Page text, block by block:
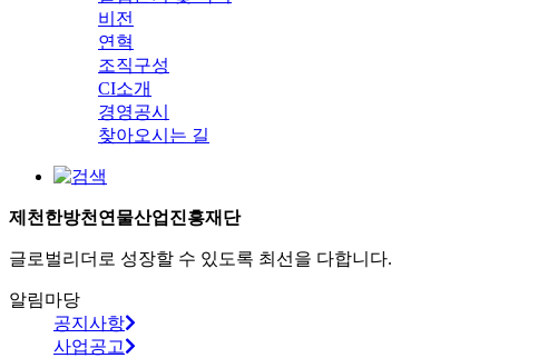
비전
연혁
조직구성
CI소개
경영공시
찾아오시는 길
제천한방천연물산업진흥재단
글로벌리더로 성장할 수 있도록 최선을 다합니다.
알림마당
공지사항
사업공고